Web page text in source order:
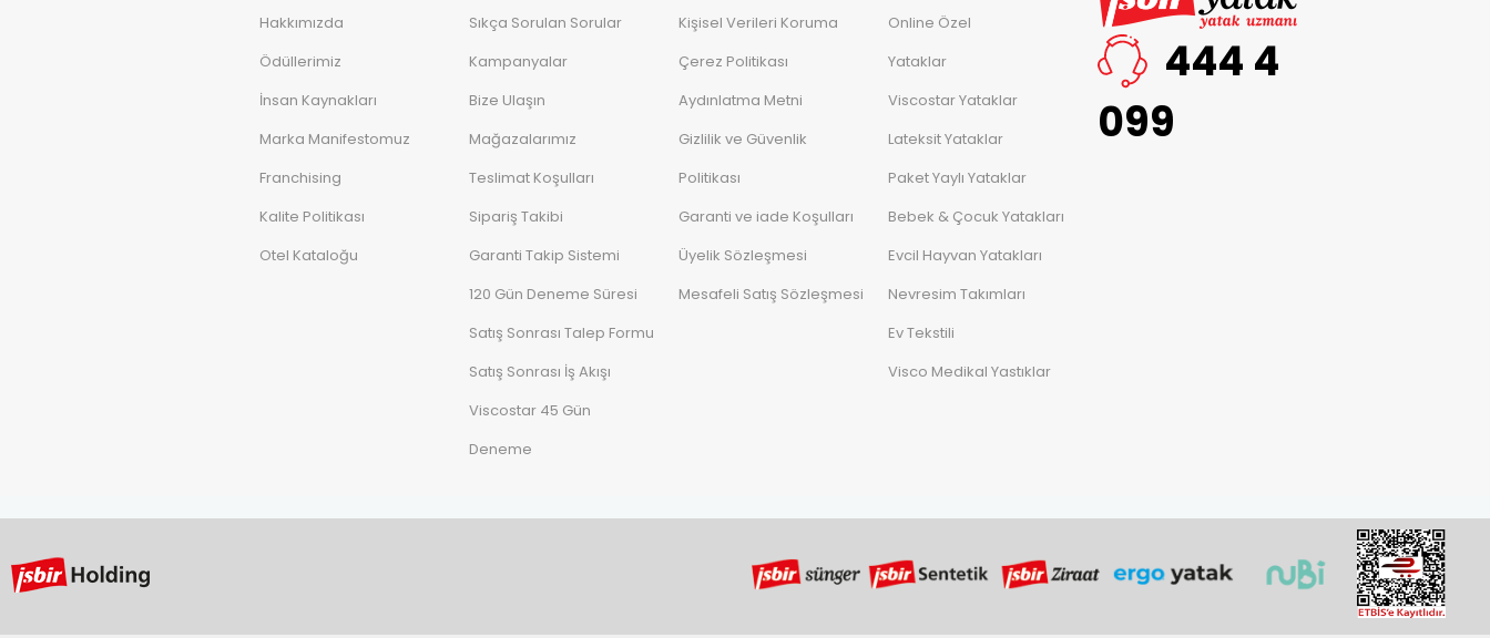
Hakkımızda
Ödüllerimiz
İnsan Kaynakları
Marka Manifestomuz
Franchising
Kalite Politikası
Otel Kataloğu
Sıkça Sorulan Sorular
Kampanyalar
Bize Ulaşın
Mağazalarımız
Teslimat Koşulları
Sipariş Takibi
Garanti Takip Sistemi
120 Gün Deneme Süresi
Satış Sonrası Talep Formu
Satış Sonrası İş Akışı
Viscostar 45 Gün
Deneme
Kişisel Verileri Koruma
Çerez Politikası
Aydınlatma Metni
Gizlilik ve Güvenlik
Politikası
Garanti ve iade Koşulları
Üyelik Sözleşmesi
Mesafeli Satış Sözleşmesi
Online Özel
Yataklar
Viscostar Yataklar
Lateksit Yataklar
Paket Yaylı Yataklar
Bebek & Çocuk Yatakları
Evcil Hayvan Yatakları
Nevresim Takımları
Ev Tekstili
Visco Medikal Yastıklar
444 4
099